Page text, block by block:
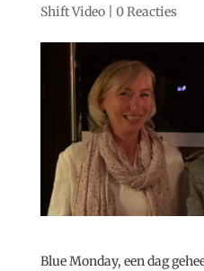
Shift Video| 0 Reacties
Blue Monday, een dag